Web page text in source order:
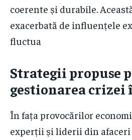
coerente și durabile.
exacerbată de influențele
fluctua
Strategii propuse
gestionarea crizei
În fața provocărilor
experții și liderii din afaceri